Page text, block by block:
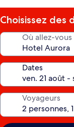
Choisissez des
Où allez-vous
Dates
Voyageurs